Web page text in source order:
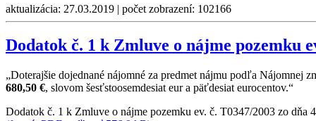
aktualizácia: 27.03.2019 | počet zobrazení: 102166
Dodatok č. 1 k Zmluve o nájme pozemku
„Doterajšie dojednané nájomné za predmet nájmu podľa Nájomnej
680,50 €, slovom šesťstoosemdesiat eur a päťdesiat eurocentov.“
Dodatok č. 1 k Zmluve o nájme pozemku ev. č. T0347/2003 zo dňa